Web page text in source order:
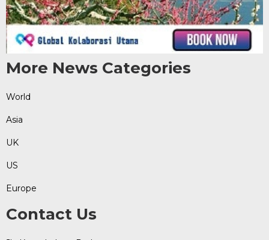
More News Categories
World
Asia
UK
US
Europe
Contact Us